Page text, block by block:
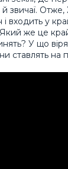
й звичаї.
входить у
Який же це
У що
ставлять на